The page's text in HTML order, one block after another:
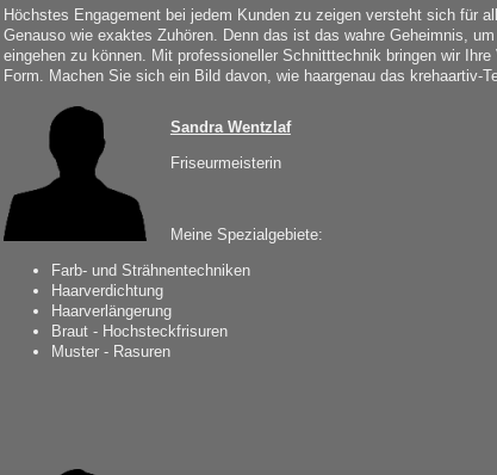
Höchstes Engagement bei jedem Kunden zu zeigen versteht sich für
Genauso wie exaktes Zuhören. Denn das ist das wahre Geheimnis,
eingehen zu können. Mit professioneller Schnitttechnik bringen wir Ihre
Form. Machen Sie sich ein Bild davon, wie haargenau das krehaartiv-
Sandra Wentzlaf
Friseurmeisterin
Meine Spezialgebiete:
Farb- und Strähnentechniken
Haarverdichtung
Haarverlängerung
Braut - Hochsteckfrisuren
Muster - Rasuren